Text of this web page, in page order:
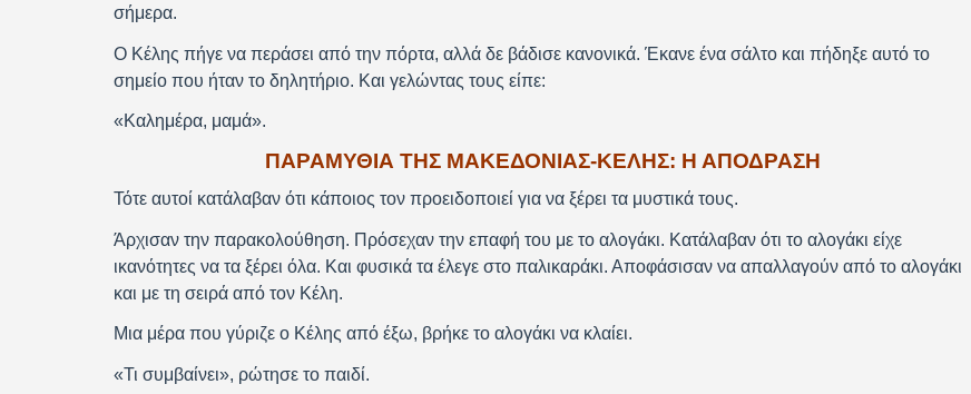
σήμερα.
Ο Κέλης πήγε να περάσει από την πόρτα, αλλά δε βάδισε κανονικά. Έκανε ένα σάλτο και πήδηξε αυτό το
σημείο που ήταν το δηλητήριο. Και γελώντας τους είπε:
«Καλημέρα, μαμά».
ΠΑΡΑΜΥΘΙΑ ΤΗΣ ΜΑΚΕΔΟΝΙΑΣ-ΚΕΛΗΣ: Η ΑΠΟΔΡΑΣΗ
Τότε αυτοί κατάλαβαν ότι κάποιος τον προειδοποιεί για να ξέρει τα μυστικά τους.
Άρχισαν την παρακολούθηση. Πρόσεχαν την επαφή του με το αλογάκι. Κατάλαβαν ότι το αλογάκι είχε
ικανότητες να τα ξέρει όλα. Και φυσικά τα έλεγε στο παλικαράκι. Αποφάσισαν να απαλλαγούν από το αλογάκι
και με τη σειρά από τον Κέλη.
Μια μέρα που γύριζε ο Κέλης από έξω, βρήκε το αλογάκι να κλαίει.
«Τι συμβαίνει», ρώτησε το παιδί.